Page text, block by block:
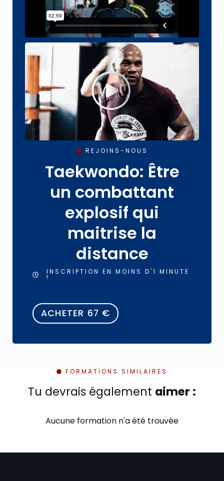
REJOINS-NOUS
Taekwondo: Être
un combattant
explosif qui
maitrise la
distance
INSCRIPTION EN MOINS D'1 MINUTE
!
ACHETER 67 €
FORMATIONS SIMILAIRES
Tu devrais également aimer :
Aucune formation n'a été trouvée